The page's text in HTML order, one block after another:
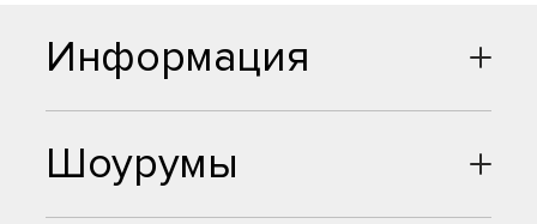
Шоурумы
Информация